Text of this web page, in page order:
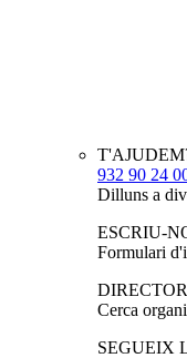
932 90 24
Dilluns a
ESCRIU-
Formulari
Cerca
SEGUEIX